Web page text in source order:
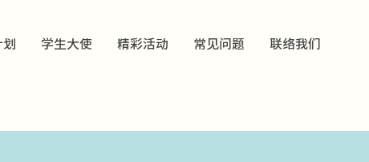
学生大使 精彩活动 常见问题 联络我们